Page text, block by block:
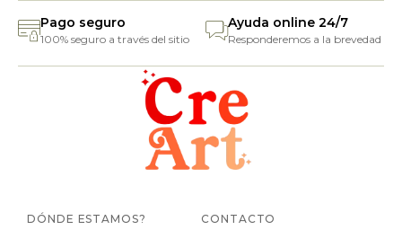
Pago seguro
100% seguro a través del sitio
Ayuda online 24/7
Responderemos a la brevedad
DÓNDE ESTAMOS? CONTACTO